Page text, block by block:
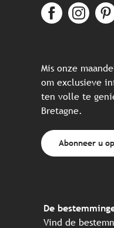
Mis onze
om exclusieve
ten volle te
Bretagne.
Abonneer u
De
Vind de